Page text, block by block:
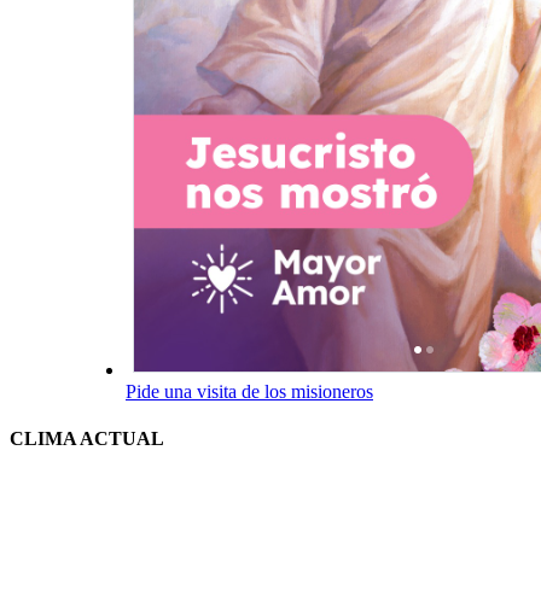
Pide una visita de los misioneros
CLIMA ACTUAL